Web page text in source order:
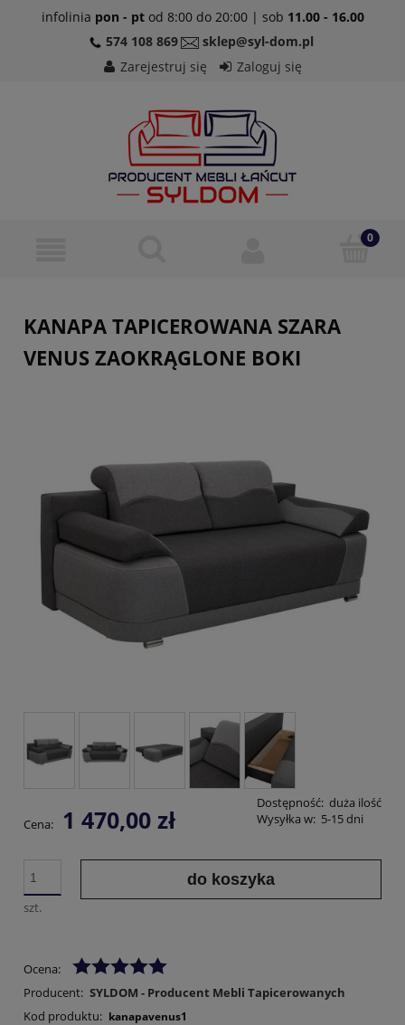
infolinia pon - ptod 8:00 do 20:00 | sob 11.00 - 16.00
574 108 869
sklep@syl-dom.pl
Zarejestruj się
Zaloguj się
KANAPA TAPICEROWANA SZARA
VENUS ZAOKRĄGLONE BOKI
Dostępność: duża ilość
Wysyłka w: 5-15 dni
Cena: 1 470,00 zł
szt.
do koszyka
Ocena:
Producent: SYLDOM - Producent Mebli Tapicerowanych
Kod produktu: kanapavenus1